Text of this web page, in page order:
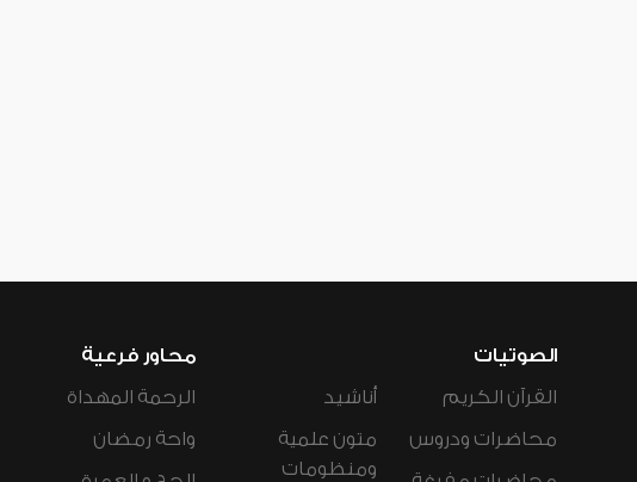
الصوتيات
القرآن الكريم
محاضرات ودروس
أناشيد
متون علمية
ومنظومات
محاور فرعية
الرحمة المهداة
واحة رمضان